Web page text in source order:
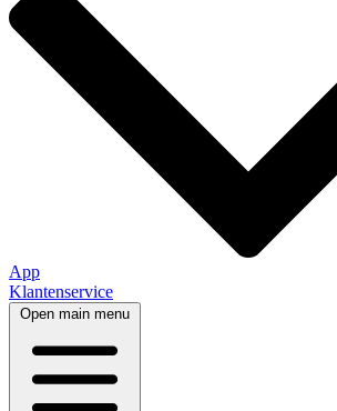
App
Klantenservice
Open main menu